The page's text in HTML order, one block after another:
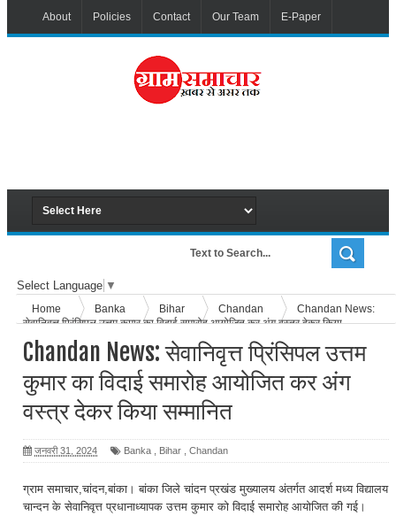
About Policies Contact Our Team E-Paper
Select Language ▼
Home Banka Bihar Chandan
Chandan News:
सेवानिवृत्त प्रिंसिपल उत्तम कुमार का विदाई समारोह आयोजित कर अंग वस्त्र देकर किया
Chandan News: सेवानिवृत्त प्रिंसिपल उत्तम
कुमार का विदाई समारोह आयोजित कर अंग
वस्त्र देकर किया सम्मानित
जनवरी 31, 2024 Banka Bihar Chandan
ग्राम समाचार,चांदन,बांका। बांका जिले चांदन प्रखंड मुख्यालय अंतर्गत आदर्श मध्य विद्यालय
चान्दन के सेवानिवृत्त प्रधानाध्यापक उत्तम कुमार को विदाई समारोह आयोजित की गई।